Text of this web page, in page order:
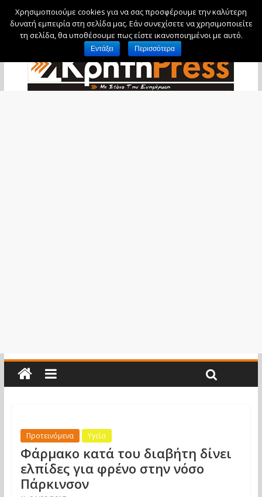
Κυριακή, 9 Αυγούστου, 2026
Προτεινόμενα Υγεία
Φάρμακο κατά του διαβήτη δίνει
ελπίδες για φρένο στην νόσο
Πάρκινσον
Χρησιμοποιούμε cookies για να σας προσφέρουμε την καλύτερη
δυνατή εμπειρία στη σελίδα μας. Εάν συνεχίσετε να χρησιμοποιείτε
τη σελίδα, θα υποθέσουμε πως είστε ικανοποιημένοι με αυτό.
Εντάξει Περισσότερα